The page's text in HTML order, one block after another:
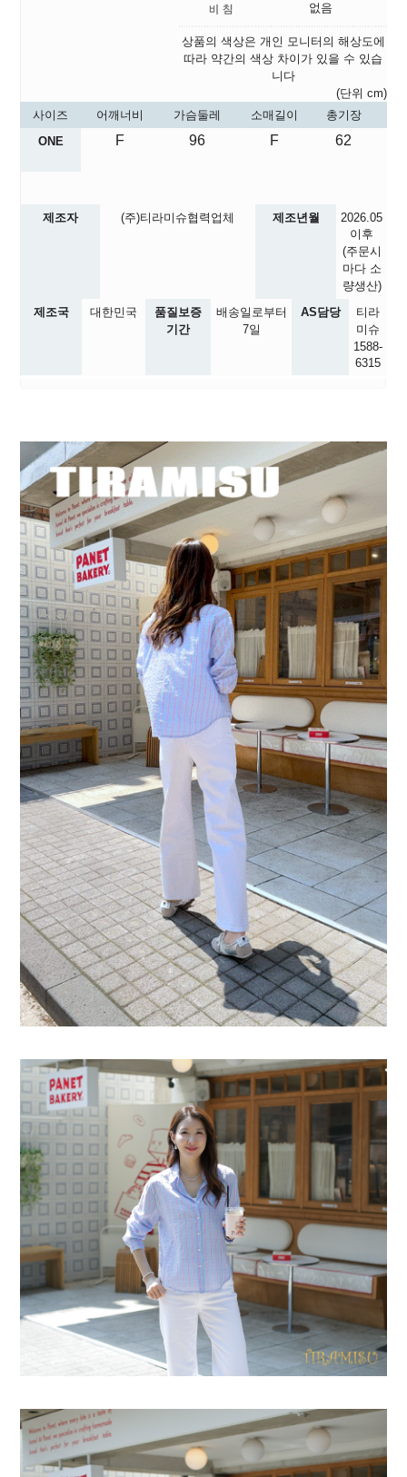
없음
상품의 색상은 개인 모니터의 해상도에
따라 약간의 색상 차이가 있을 수 있습
니다
(단위 cm)
사이즈
어깨너비 가슴둘레 소매길이
총기장
ONE
F 96 F 62
제조자 (주)티라미슈협력업체 제조년월
2026.05
이후
(주문시
마다 소
량생산)
제조국
대한민국
품질보증
기간
배송일로부터
7일
AS담당
티라
미슈
1588-
6315